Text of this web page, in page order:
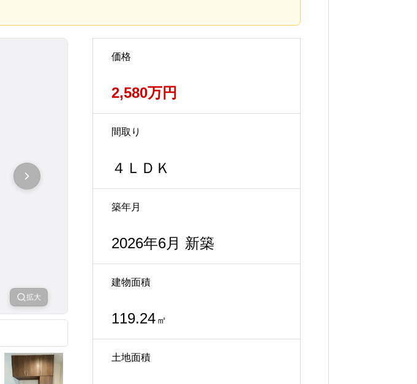
拡大
価格
2,580万円
間取り
４ＬＤＫ
築年月
2026年6月 新築
建物面積
119.24 ㎡
土地面積